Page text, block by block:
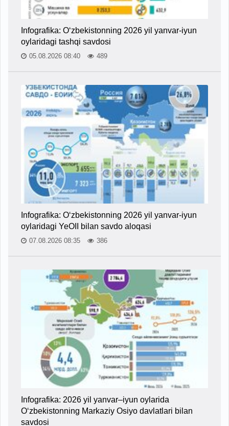
Infografika: O‘zbekistonning 2026 yil yanvar-iyun
oylaridagi tashqi savdosi
05.08.2026 08:40 489
Infografika: O‘zbekistonning 2026 yil yanvar-iyun
oylaridagi YeOII bilan savdo aloqasi
07.08.2026 08:35 386
Infografika: 2026 yil yanvar–iyun oylarida
O‘zbekistonning Markaziy Osiyo davlatlari bilan
savdosi